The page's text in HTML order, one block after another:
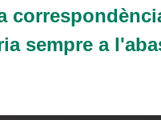
sempre a